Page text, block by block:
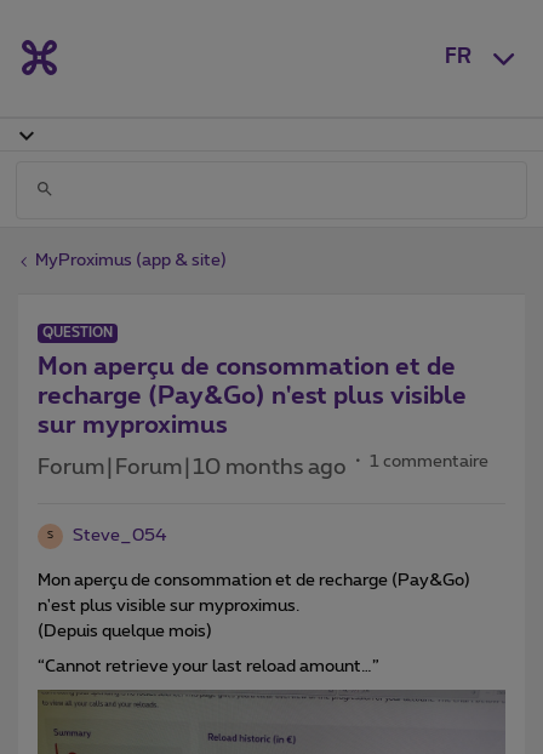
FR
MyProximus (app & site)
QUESTION
Mon aperçu de consommation et de
recharge (Pay&Go) n'est plus visible
sur myproximus
Forum|Forum|10 months ago 1 commentaire
S Steve_054
Mon aperçu de consommation et de recharge (Pay&Go)
n'est plus visible sur myproximus.
(Depuis quelque mois)
“Cannot retrieve your last reload amount…”